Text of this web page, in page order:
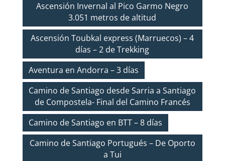
Ascensión Invernal al Pico Garmo Negro
3.051 metros de altitud
Ascensión Toubkal express (Marruecos) – 4
días – 2 de Trekking
Aventura en Andorra – 3 días
Camino de Santiago desde Sarria a Santiago
de Compostela- Final del Camino Francés
Camino de Santiago en BTT – 8 días
Camino de Santiago Portugués – De Oporto
a Tui